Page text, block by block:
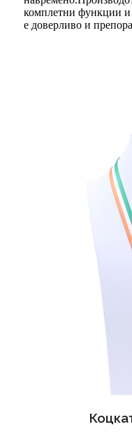
комплетни функции и
е доверливо и